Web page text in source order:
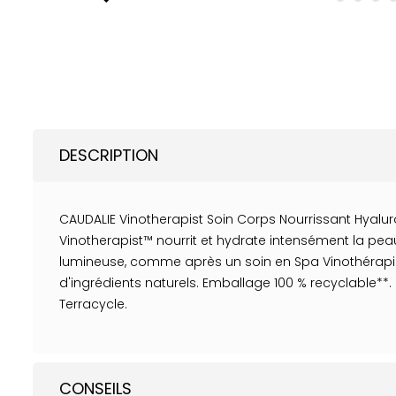
DESCRIPTION
CAUDALIE Vinotherapist Soin Corps Nourrissant
Vinotherapist™ nourrit et hydrate intensément la
lumineuse, comme après un soin en Spa
d'ingrédients naturels. Emballage 100 %
Terracycle.
CONSEILS